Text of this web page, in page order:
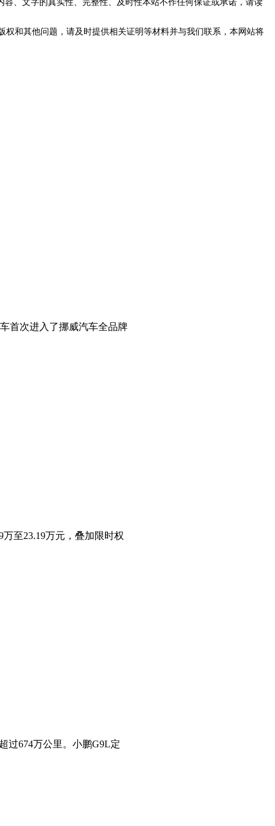
、文字的真实性、完整性、及时性本站不作任何保证或承诺，请读
和其他问题，请及时提供相关证明等材料并与我们联系，本网站将
首次进入了挪威汽车全品牌
至23.19万元，叠加限时权
过674万公里。小鹏G9L定